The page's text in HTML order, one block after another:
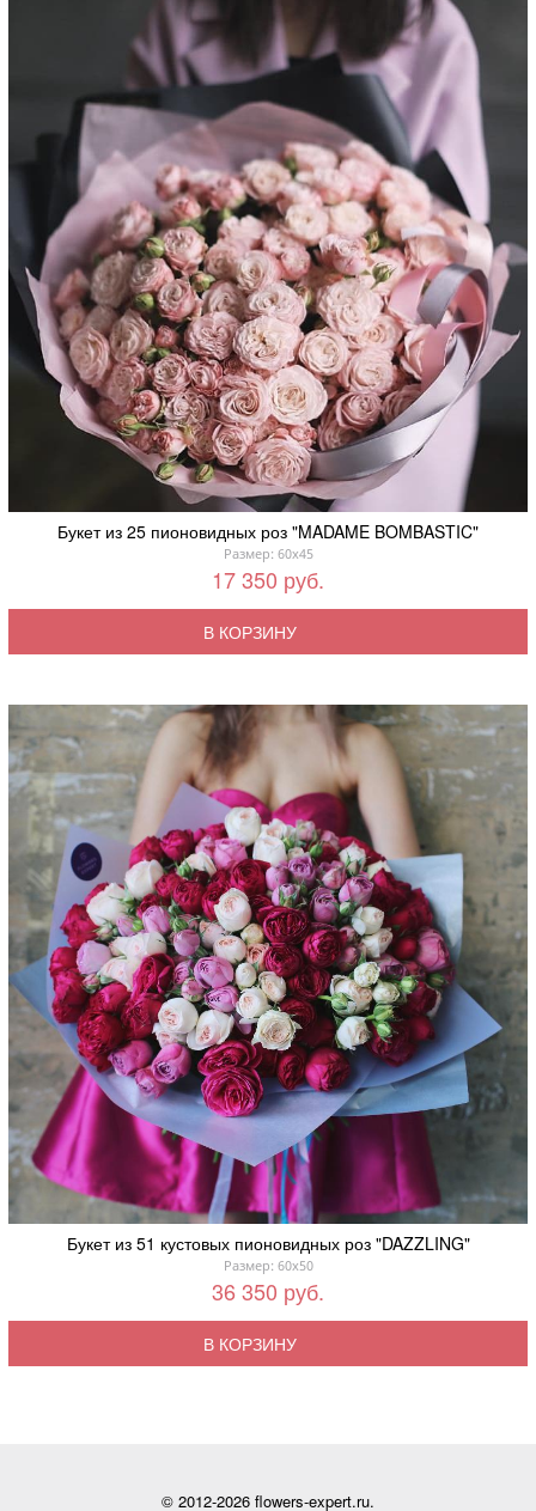
Букет из 25 пионовидных роз "MADAME BOMBASTIC"
Размер: 60x45
17 350 руб.
В КОРЗИНУ
Букет из 51 кустовых пионовидных роз "DAZZLING"
Размер: 60x50
36 350 руб.
В КОРЗИНУ
© 2012-2026 flowers-expert.ru.